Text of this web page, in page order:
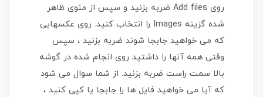
روی Add files ضربه بزنید و سپس از منوی ظاهر
شده گزینه Images را انتخاب کنید. روی عکسهایی
که می خواهید جابجا شوند ضربه بزنید ، سپس
وقتی همه آنها را داشتید روی انجام شده در گوشه
بالا سمت راست ضربه بزنید. از شما سوال می شود
که آیا می خواهید فایل ها را جابجا یا کپی کنید ،